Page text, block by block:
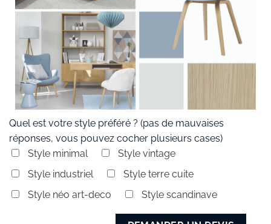
Quel est votre style préféré ? (pas de mauvaises
réponses, vous pouvez cocher plusieurs cases)
Style minimal
Style vintage
Style industriel
Style terre cuite
Style néo art-deco
Style scandinave